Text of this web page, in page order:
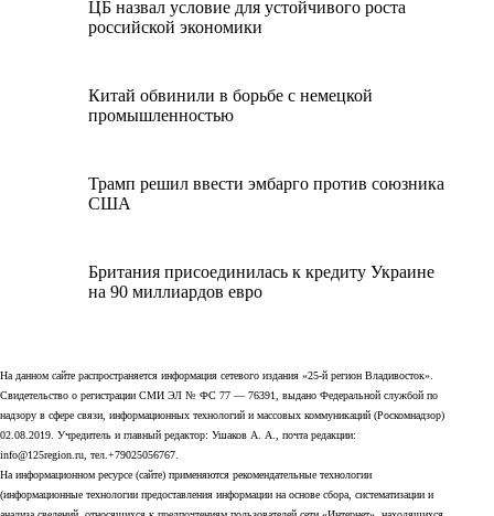
ЦБ назвал условие для устойчивого роста
российской экономики
Китай обвинили в борьбе с немецкой
промышленностью
Трамп решил ввести эмбарго против союзника
США
Британия присоединилась к кредиту Украине
на 90 миллиардов евро
На данном сайте распространяется информация сетевого издания «25-й регион Владивосток».
Свидетельство о регистрации СМИ ЭЛ № ФС 77 — 76391, выдано Федеральной службой по
надзору в сфере связи, информационных технологий и массовых коммуникаций (Роскомнадзор)
02.08.2019. Учредитель и главный редактор: Ушаков А. А., почта редакции:
info@125region.ru, тел.+79025056767.
На информационном ресурсе (сайте) применяются рекомендательные технологии
(информационные технологии предоставления информации на основе сбора, систематизации и